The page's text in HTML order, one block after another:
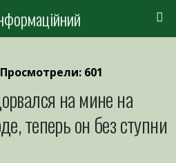
Просмотрели: 601
на мине на
теперь он без ступни